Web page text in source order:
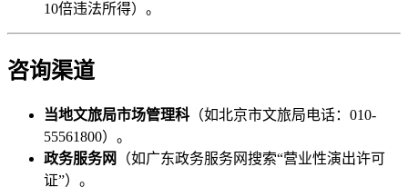
10倍违法所得）。
咨询渠道
当地文旅局市场管理科 （如北京市文旅局电话：010-
55561800）。
政务服务网
（如广东政务服务网搜索“营业性演出许可
证”）。